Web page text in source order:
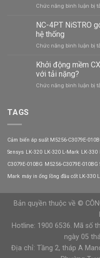
Chức năng bình luận bị
NC-4PT NiSTRO
hệ thống
Chức năng bình luận bị
Khởi động mềm
với tải nặng?
Chức năng bình luận bị
TAGS
Cảm biến áp suất M5256-C3079E-
Sensys LK-320 LK-320 L-Mark LK-330
C3079E-010BG M5256-C3079E-010BG
Mark máy in ống lồng đầu cốt LK-330
Bản quyền thuộc về ©
Hotline: 1900 6536. Mã số
ngày 05
Địa chỉ: Tầng 2, tháp A